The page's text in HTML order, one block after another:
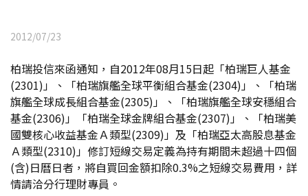
2012/07/23
柏瑞投信來函通知，自2012年08月15日起「柏瑞巨人基金
(2301)」、「柏瑞旗艦全球平衡組合基金(2304)」、「柏瑞
旗艦全球成長組合基金(2305)」、「柏瑞旗艦全球安穩組合
基金(2306)」「柏瑞全球金牌組合基金(2307)」、「柏瑞美
國雙核心收益基金Ａ類型(2309)」及「柏瑞亞太高股息基金
Ａ類型(2310)」修訂短線交易定義為持有期間未超過十四個
(含)日曆日者，將自買回金額扣除0.3%之短線交易費用，詳
情請洽分行理財專員。